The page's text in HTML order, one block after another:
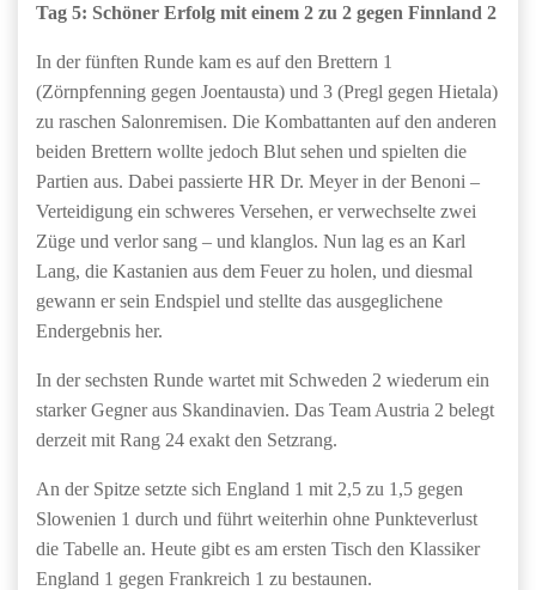
Tag 5: Schöner Erfolg mit einem 2 zu 2 gegen Finnland 2
In der fünften Runde kam es auf den Brettern 1
(Zörnpfenning gegen Joentausta) und 3 (Pregl gegen Hietala)
zu raschen Salonremisen. Die Kombattanten auf den anderen
beiden Brettern wollte jedoch Blut sehen und spielten die
Partien aus. Dabei passierte HR Dr. Meyer in der Benoni –
Verteidigung ein schweres Versehen, er verwechselte zwei
Züge und verlor sang – und klanglos. Nun lag es an Karl
Lang, die Kastanien aus dem Feuer zu holen, und diesmal
gewann er sein Endspiel und stellte das ausgeglichene
Endergebnis her.
In der sechsten Runde wartet mit Schweden 2 wiederum ein
starker Gegner aus Skandinavien. Das Team Austria 2 belegt
derzeit mit Rang 24 exakt den Setzrang.
An der Spitze setzte sich England 1 mit 2,5 zu 1,5 gegen
Slowenien 1 durch und führt weiterhin ohne Punkteverlust
die Tabelle an. Heute gibt es am ersten Tisch den Klassiker
England 1 gegen Frankreich 1 zu bestaunen.